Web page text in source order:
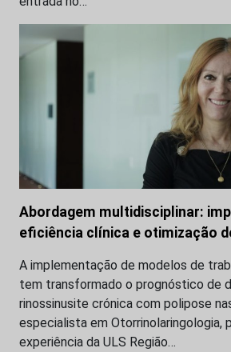
Abordagem multidisciplinar:
eficiência clínica e otimização
A implementação de modelos de
tem transformado o prognóstico de
rinossinusite crónica com polipose
especialista em Otorrinolaringologia,
experiência da ULS Região…